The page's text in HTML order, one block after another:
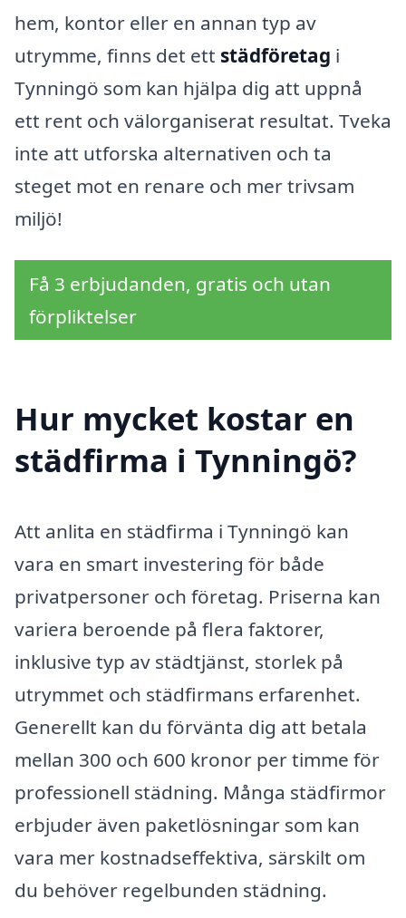
hem, kontor eller en annan typ av
utrymme, finns det ett städföretag i
Tynningö som kan hjälpa dig att uppnå
ett rent och välorganiserat resultat. Tveka
inte att utforska alternativen och ta
steget mot en renare och mer trivsam
miljö!
Få 3 erbjudanden, gratis och utan
förpliktelser
Hur mycket kostar en
städfirma i Tynningö?
Att anlita en städfirma i Tynningö kan
vara en smart investering för både
privatpersoner och företag. Priserna kan
variera beroende på flera faktorer,
inklusive typ av städtjänst, storlek på
utrymmet och städfirmans erfarenhet.
Generellt kan du förvänta dig att betala
mellan 300 och 600 kronor per timme för
professionell städning. Många städfirmor
erbjuder även paketlösningar som kan
vara mer kostnadseffektiva, särskilt om
du behöver regelbunden städning.